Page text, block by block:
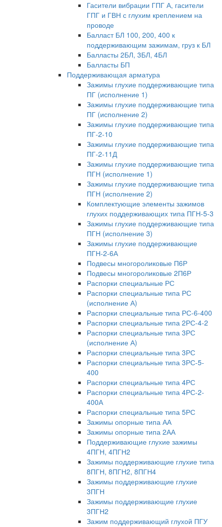
Гасители вибрации ГПГ А, гасители
ГПГ и ГВН с глухим креплением на
проводе
Балласт БЛ 100, 200, 400 к
поддерживающим зажимам, груз к БЛ
Балласты 2БЛ, 3БЛ, 4БЛ
Балласты БП
Поддерживающая арматура
Зажимы глухие поддерживающие типа
ПГ (исполнение 1)
Зажимы глухие поддерживающие типа
ПГ (исполнение 2)
Зажимы глухие поддерживающие типа
ПГ-2-10
Зажимы глухие поддерживающие типа
ПГ-2-11Д
Зажимы глухие поддерживающие типа
ПГН (исполнение 1)
Зажимы глухие поддерживающие типа
ПГН (исполнение 2)
Комплектующие элементы зажимов
глухих поддерживающих типа ПГН-5-3
Зажимы глухие поддерживающие типа
ПГН (исполнение 3)
Зажимы глухие поддерживающие
ПГН-2-6А
Подвесы многороликовые П6Р
Подвесы многороликовые 2П6Р
Распорки специальные РС
Распорки специальные типа РС
(исполнение А)
Распорки специальные типа РС-6-400
Распорки специальные типа 2РС-4-2
Распорки специальные типа 3РС
(исполнение А)
Распорки специальные типа 3РС
Распорки специальные типа 3РС-5-
400
Распорки специальные типа 4РС
Распорки специальные типа 4РС-2-
400А
Распорки специальные типа 5РС
Зажимы опорные типа АА
Зажимы опорные типа 2АА
Поддерживающие глухие зажимы
4ПГН, 4ПГН2
Зажимы поддерживающие глухие типа
8ПГН, 8ПГН2, 8ПГН4
Зажимы поддерживающие глухие
3ПГН
Зажимы поддерживающие глухие
3ПГН2
Зажим поддерживающий глухой ПГУ